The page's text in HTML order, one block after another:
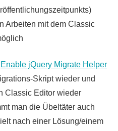
Arbeiten mit dem Classic
Enable jQuery Migrate Helper
Skript wieder und
Classic Editor wieder
man die Übeltäter auch
nach einer Lösung/einem